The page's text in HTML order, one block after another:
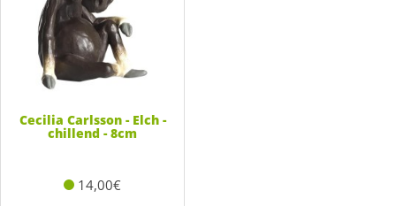
Cecilia Carlsson - Elch -
chillend - 8cm
14,00€